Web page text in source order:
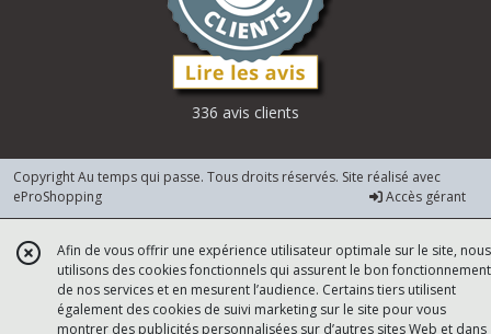
336 avis clients
Copyright Au temps qui passe. Tous droits réservés. Site réalisé avec
eProShopping
Accès gérant
Afin de vous offrir une expérience utilisateur optimale sur le site, nous
utilisons des cookies fonctionnels qui assurent le bon fonctionnement
de nos services et en mesurent l’audience. Certains tiers utilisent
également des cookies de suivi marketing sur le site pour vous
montrer des publicités personnalisées sur d’autres sites Web et dans